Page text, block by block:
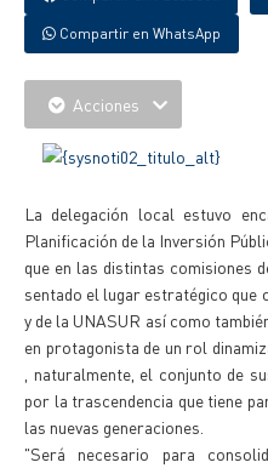
Compartir en WhatsApp
Acciones
La delegación local estuvo
Planificación de la Inversión
que en las distintas comisiones
sentado el lugar estratégico que
y de la UNASUR así como
en protagonista de un rol
, naturalmente, el conjunto de
por la trascendencia que tiene
las nuevas generaciones.
"Será necesario para